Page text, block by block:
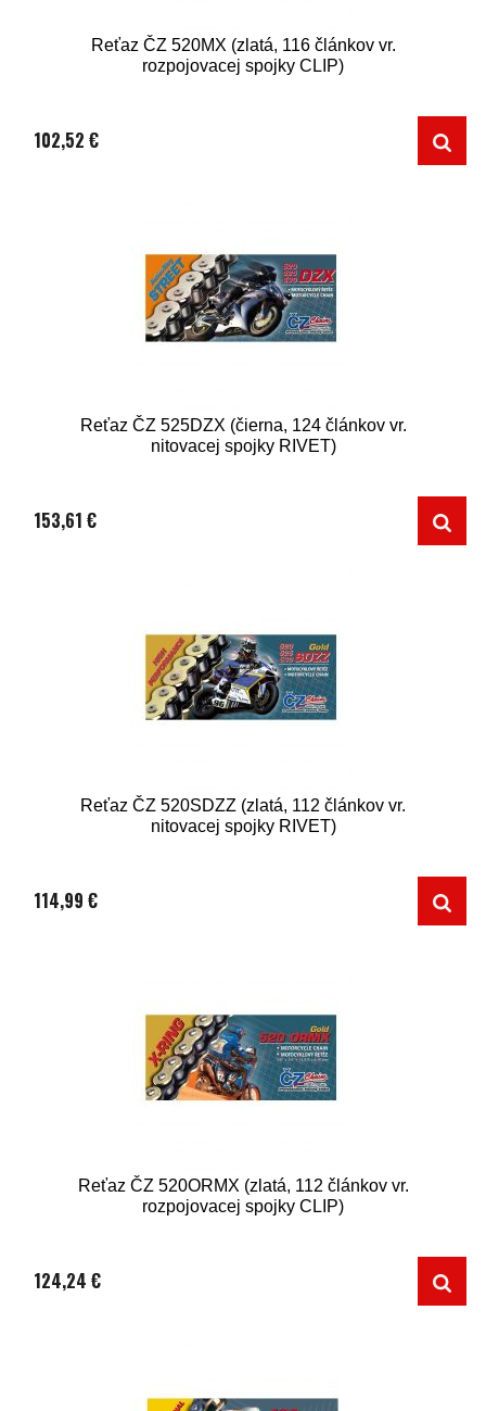
Reťaz ČZ 520MX (zlatá, 116 článkov vr.
rozpojovacej spojky CLIP)
102,52 €
Reťaz ČZ 525DZX (čierna, 124 článkov vr.
nitovacej spojky RIVET)
153,61 €
Reťaz ČZ 520SDZZ (zlatá, 112 článkov vr.
nitovacej spojky RIVET)
114,99 €
Reťaz ČZ 520ORMX (zlatá, 112 článkov vr.
rozpojovacej spojky CLIP)
124,24 €